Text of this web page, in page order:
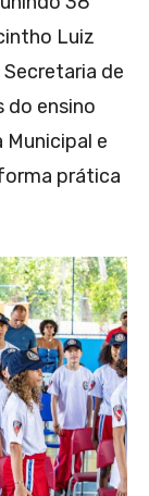
Luiz
de
do ensino
Municipal e
prática